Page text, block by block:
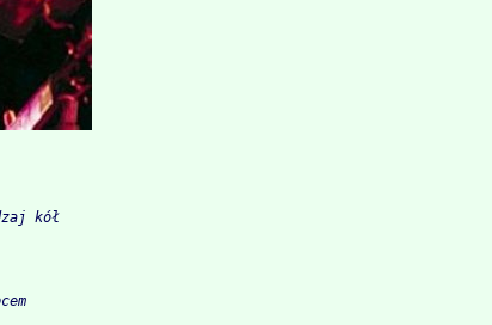
kół